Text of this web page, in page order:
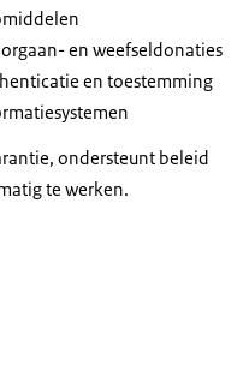
en weefseldonaties
en toestemming
ondersteunt beleid
te werken.